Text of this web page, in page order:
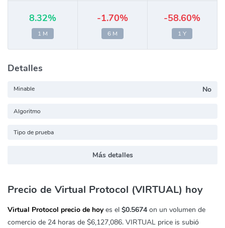
8.32%
1 M
-1.70%
6 M
-58.60%
1 Y
Detalles
Minable No
Algoritmo
Tipo de prueba
Más detalles
Precio de Virtual Protocol (VIRTUAL) hoy
Virtual Protocol precio de hoyes el $0.5674 on un volumen de
comercio de 24 horas de $6,127,086. VIRTUAL price is subió